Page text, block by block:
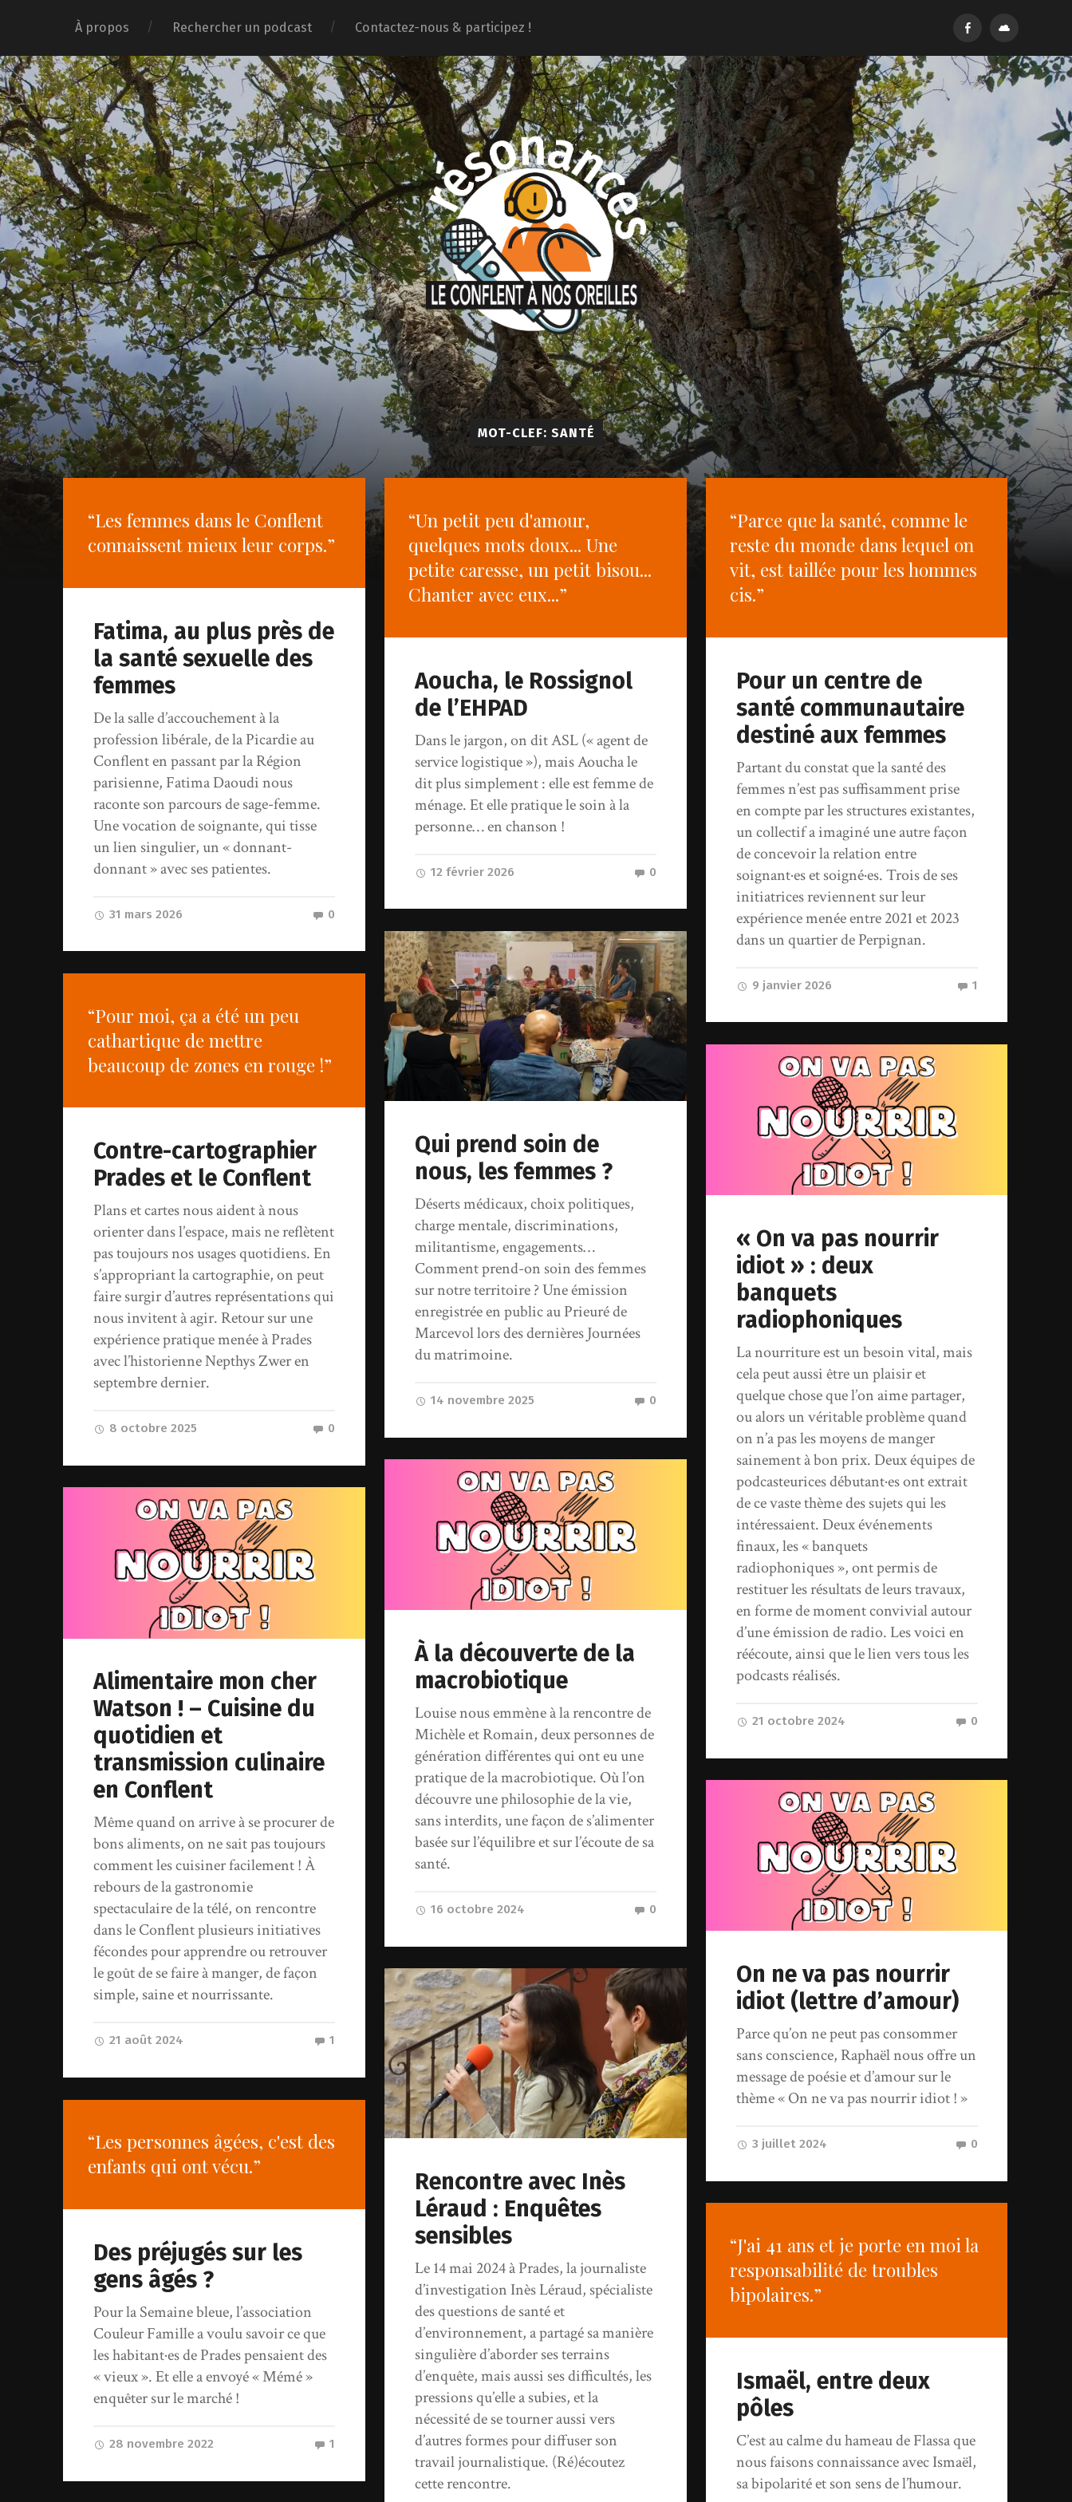
À propos Rechercher un podcast Contactez-nous & participez !
MOT-CLEF: SANTÉ
“Les femmes dans le Conflent
connaissent mieux leur corps.”
Fatima, au plus près de
la santé sexuelle des
femmes
De la salle d’accouchement à la
profession libérale, de la Picardie au
Conflent en passant par la Région
parisienne, Fatima Daoudi nous
raconte son parcours de sage-femme.
Une vocation de soignante, qui tisse
un lien singulier, un « donnant-
donnant » avec ses patientes.
31 mars 2026 0
“Un petit peu d'amour,
quelques mots doux... Une
petite caresse, un petit bisou...
Chanter avec eux...”
Aoucha, le Rossignol
de l’EHPAD
Dans le jargon, on dit ASL (« agent de
service logistique »), mais Aoucha le
dit plus simplement : elle est femme de
ménage. Et elle pratique le soin à la
personne… en chanson !
12 février 2026 0
“Parce que la santé, comme le
reste du monde dans lequel on
vit, est taillée pour les hommes
cis.”
Pour un centre de
santé communautaire
destiné aux femmes
Partant du constat que la santé des
femmes n’est pas suffisamment prise
en compte par les structures existantes,
un collectif a imaginé une autre façon
de concevoir la relation entre
soignant·es et soigné·es. Trois de ses
initiatrices reviennent sur leur
expérience menée entre 2021 et 2023
dans un quartier de Perpignan.
9 janvier 2026 1
Qui prend soin de
nous, les femmes ?
Déserts médicaux, choix politiques,
charge mentale, discriminations,
militantisme, engagements…
Comment prend-on soin des femmes
sur notre territoire ? Une émission
enregistrée en public au Prieuré de
Marcevol lors des dernières Journées
du matrimoine.
14 novembre 2025 0
“Pour moi, ça a été un peu
cathartique de mettre
beaucoup de zones en rouge !”
Contre-cartographier
Prades et le Conflent
Plans et cartes nous aident à nous
orienter dans l’espace, mais ne reflètent
pas toujours nos usages quotidiens. En
s’appropriant la cartographie, on peut
faire surgir d’autres représentations qui
nous invitent à agir. Retour sur une
expérience pratique menée à Prades
avec l’historienne Nepthys Zwer en
septembre dernier.
8 octobre 2025 0
« On va pas nourrir
idiot » : deux
banquets
radiophoniques
La nourriture est un besoin vital, mais
cela peut aussi être un plaisir et
quelque chose que l’on aime partager,
ou alors un véritable problème quand
on n’a pas les moyens de manger
sainement à bon prix. Deux équipes de
podcasteurices débutant·es ont extrait
de ce vaste thème des sujets qui les
intéressaient. Deux événements
finaux, les « banquets
radiophoniques », ont permis de
restituer les résultats de leurs travaux,
en forme de moment convivial autour
d’une émission de radio. Les voici en
réécoute, ainsi que le lien vers tous les
podcasts réalisés.
21 octobre 2024 0
À la découverte de la
macrobiotique
Louise nous emmène à la rencontre de
Michèle et Romain, deux personnes de
génération différentes qui ont eu une
pratique de la macrobiotique. Où l’on
découvre une philosophie de la vie,
sans interdits, une façon de s’alimenter
basée sur l’équilibre et sur l’écoute de sa
santé.
16 octobre 2024 0
Alimentaire mon cher
Watson ! – Cuisine du
quotidien et
transmission culinaire
en Conflent
Même quand on arrive à se procurer de
bons aliments, on ne sait pas toujours
comment les cuisiner facilement ! À
rebours de la gastronomie
spectaculaire de la télé, on rencontre
dans le Conflent plusieurs initiatives
fécondes pour apprendre ou retrouver
le goût de se faire à manger, de façon
simple, saine et nourrissante.
21 août 2024 1
On ne va pas nourrir
idiot (lettre d’amour)
Parce qu’on ne peut pas consommer
sans conscience, Raphaël nous offre un
message de poésie et d’amour sur le
thème « On ne va pas nourrir idiot ! »
3 juillet 2024 0
Rencontre avec Inès
Léraud : Enquêtes
sensibles
Le 14 mai 2024 à Prades, la journaliste
d’investigation Inès Léraud, spécialiste
des questions de santé et
d’environnement, a partagé sa manière
singulière d’aborder ses terrains
d’enquête, mais aussi ses difficultés, les
pressions qu’elle a subies, et la
nécessité de se tourner aussi vers
d’autres formes pour diffuser son
travail journalistique. (Ré)écoutez
cette rencontre.
“Les personnes âgées, c'est des
enfants qui ont vécu.”
Des préjugés sur les
gens âgés ?
Pour la Semaine bleue, l’association
Couleur Famille a voulu savoir ce que
les habitant·es de Prades pensaient des
« vieux ». Et elle a envoyé « Mémé »
enquêter sur le marché !
28 novembre 2022 1
“J'ai 41 ans et je porte en moi la
responsabilité de troubles
bipolaires.”
Ismaël, entre deux
pôles
C’est au calme du hameau de Flassa que
nous faisons connaissance avec Ismaël,
sa bipolarité et son sens de l’humour.